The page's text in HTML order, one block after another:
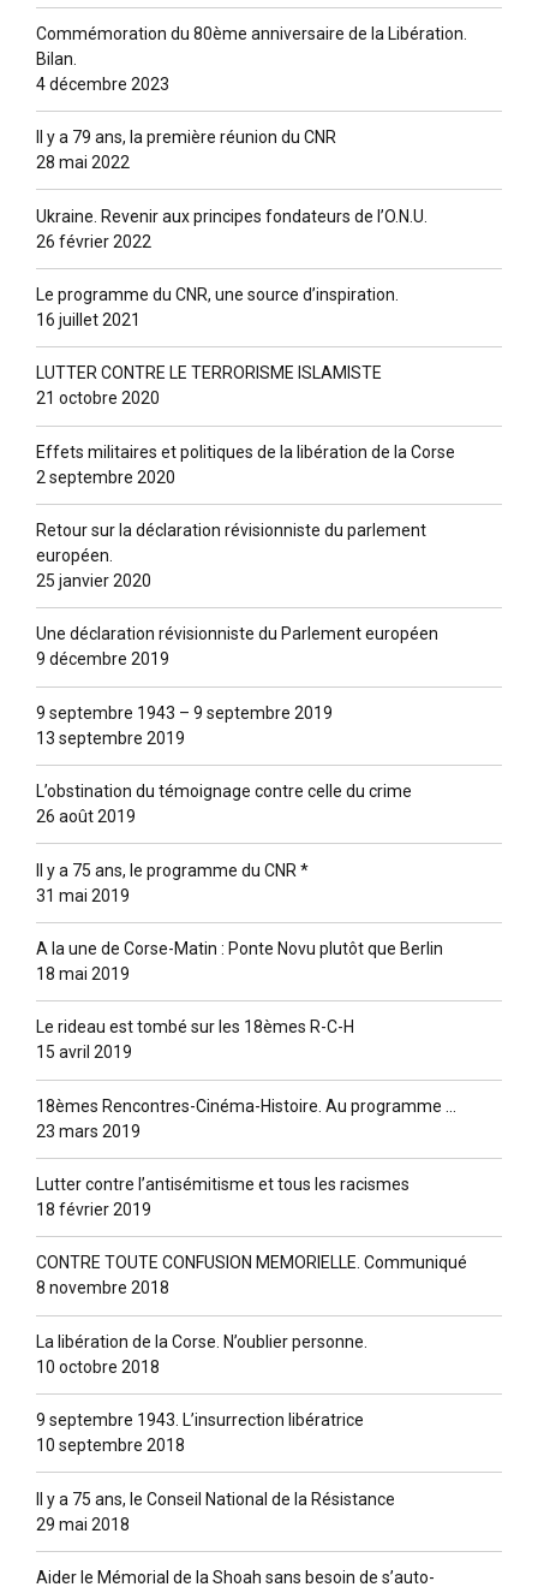
Commémoration du 80ème anniversaire de la Libération.
Bilan.
4 décembre 2023
Il y a 79 ans, la première réunion du CNR
28 mai 2022
Ukraine. Revenir aux principes fondateurs de l’O.N.U.
26 février 2022
Le programme du CNR, une source d’inspiration.
16 juillet 2021
LUTTER CONTRE LE TERRORISME ISLAMISTE
21 octobre 2020
Effets militaires et politiques de la libération de la Corse
2 septembre 2020
Retour sur la déclaration révisionniste du parlement
européen.
25 janvier 2020
Une déclaration révisionniste du Parlement européen
9 décembre 2019
9 septembre 1943 – 9 septembre 2019
13 septembre 2019
L’obstination du témoignage contre celle du crime
26 août 2019
Il y a 75 ans, le programme du CNR *
31 mai 2019
A la une de Corse-Matin : Ponte Novu plutôt que Berlin
18 mai 2019
Le rideau est tombé sur les 18èmes R-C-H
15 avril 2019
18èmes Rencontres-Cinéma-Histoire. Au programme …
23 mars 2019
Lutter contre l’antisémitisme et tous les racismes
18 février 2019
CONTRE TOUTE CONFUSION MEMORIELLE. Communiqué
8 novembre 2018
La libération de la Corse. N’oublier personne.
10 octobre 2018
9 septembre 1943. L’insurrection libératrice
10 septembre 2018
Il y a 75 ans, le Conseil National de la Résistance
29 mai 2018
Aider le Mémorial de la Shoah sans besoin de s’auto-